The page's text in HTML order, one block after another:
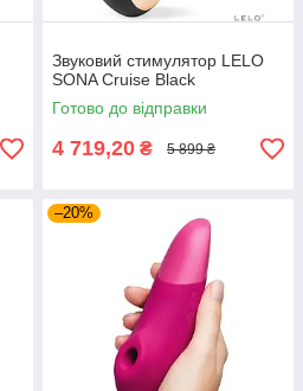
Звуковий стимулятор LELO
SONA Cruise Black
Готово до відправки
4 719,20 ₴ 5 899 ₴
–20%